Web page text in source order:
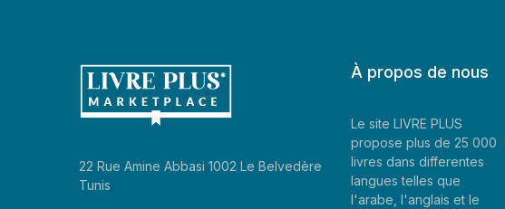
22 Rue Amine Abbasi 1002 Le Belvedère
Tunis
À propos de nous
Le site LIVRE PLUS
propose plus de 25 000
livres dans differentes
langues telles que
l'arabe, l'anglais et le